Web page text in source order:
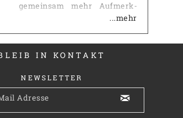
gemeinsam mehr Auf­merk­
samkeit zu erzeugen, als es
mit einem eigenen
Internetauftritt jemals
möglich wäre. Gerade gegen
man als Einzelperson nur
wenig Chancen. Wir möchten
...mehr
IN KONTAKT
NEWSLETTER